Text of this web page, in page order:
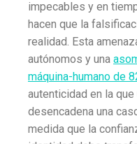
impecables y en
hacen que la
realidad. Esta
autónomos y una
máquina-humano de
autenticidad en la
desencadena una
medida que la